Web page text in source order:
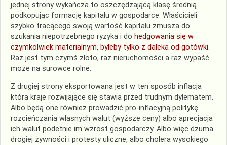
jednej strony wykańcza to oszczędzającą klasę średnią
podkopując formację kapitału w gospodarce. Właścicieli
szybko tracącego swoją wartość kapitału zmusza do
szukania niepotrzebnego ryzyka i do hedgowania się w
czymkolwiek materialnym, byleby tylko z daleka od gotówki.
Raz jest tym czymś złoto, raz nieruchomości a raz wypaść
może na surowce rolne.
Z drugiej strony eksportowana jest w ten sposób inflacja
która kraje rozwijające się stawia przed trudnym dylematem.
Albo będą one również prowadzić pro-inflacyjną politykę
rozcieńczania własnych walut (wyższe ceny) albo aprecjacja
ich walut podetnie im wzrost gospodarczy. Albo więc dżuma
drogiej żywności i protesty uliczne, albo cholera wysokiego